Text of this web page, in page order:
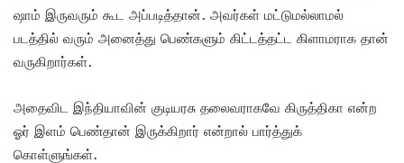
ஷாம் இருவரும் கூட அப்படித்தான். அவர்கள் மட்டுமல்லாமல்
படத்தில் வரும் அனைத்து பெண்களும் கிட்டத்தட்ட கிளாமராக தான்
வருகிறார்கள்.
அதைவிட இந்தியாவின் குடியரசு தலைவராகவே கிருத்திகா என்ற
ஓர் இளம் பெண்தான் இருக்கிறார் என்றால் பார்த்துக்
கொள்ளுங்கள்.